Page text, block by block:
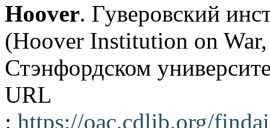
Hoover. Гуверовский
(Hoover Institution on
Стэнфордском
URL
: https://oac.cdlib.org/